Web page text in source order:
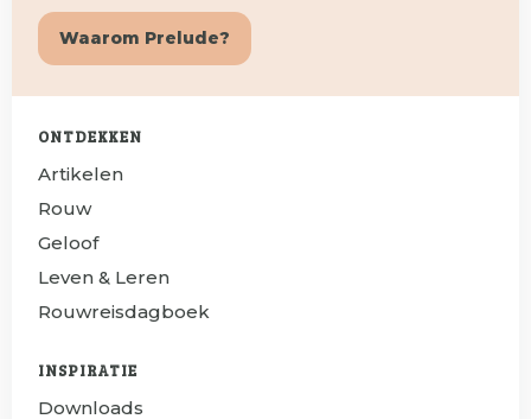
Waarom Prelude?
ONTDEKKEN
Artikelen
Rouw
Geloof
Leven & Leren
Rouwreisdagboek
INSPIRATIE
Downloads